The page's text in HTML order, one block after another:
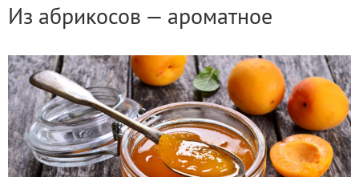
Из абрикосов — ароматное